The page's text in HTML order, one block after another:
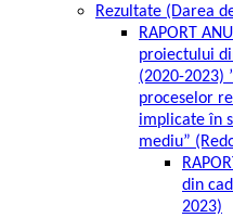
Rezultate (Darea
RAPORT
proiectului
(2020-2023)
proceselor
implicate în
mediu”
din
2023)